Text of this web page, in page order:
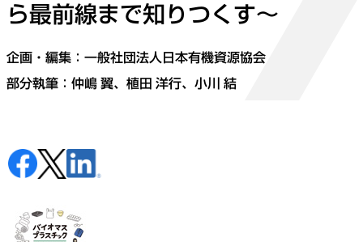
ら最前線まで知りつくす～
企画・編集：一般社団法人日本有機資源協会
部分執筆： 仲嶋 翼、 植田 洋行、小川 結